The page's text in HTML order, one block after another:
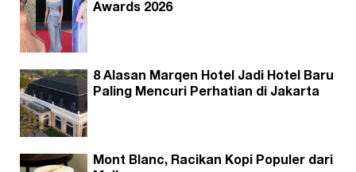
Awards 2026
8 Alasan Marqen Hotel Jadi Hotel Baru
Paling Mencuri Perhatian di Jakarta
Mont Blanc, Racikan Kopi Populer dari